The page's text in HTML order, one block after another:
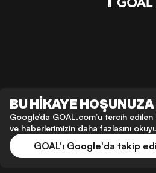
BU HİKAYE
Google’da GOAL.com’u tercih
ve haberlerimizin daha fazlasını
GOAL'ı Google'da takip